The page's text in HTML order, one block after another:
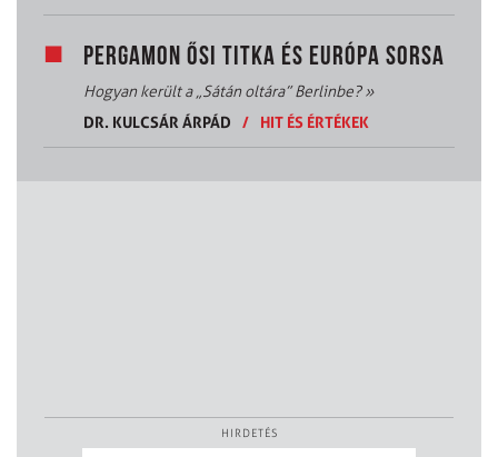
PERGAMON ŐSI TITKA ÉS EURÓPA SORSA
Hogyan került a „Sátán oltára” Berlinbe?»
DR. KULCSÁR ÁRPÁD
/ HIT ÉS ÉRTÉKEK
HIRDETÉS